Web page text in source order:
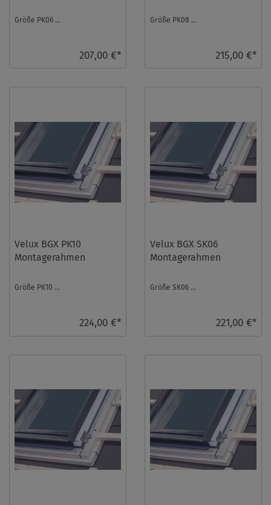
Größe PK06 ...
207,00 €*
Größe PK08 ...
215,00 €*
Velux BGX PK10
Montagerahmen
Größe PK10 ...
224,00 €*
Velux BGX SK06
Montagerahmen
Größe SK06 ...
221,00 €*